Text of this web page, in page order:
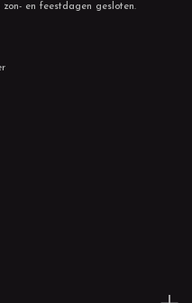
en feestdagen gesloten.